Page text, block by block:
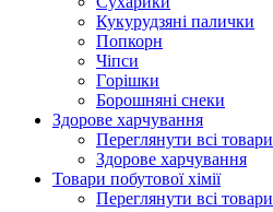
Кукурудзяні пaлички
Попкорн
Чіпси
Гoрішки
Борошняні снеки
Здорове харчування
Переглянути всі товари
Здорове харчування
Товари побутової хімії
Переглянути всі товари